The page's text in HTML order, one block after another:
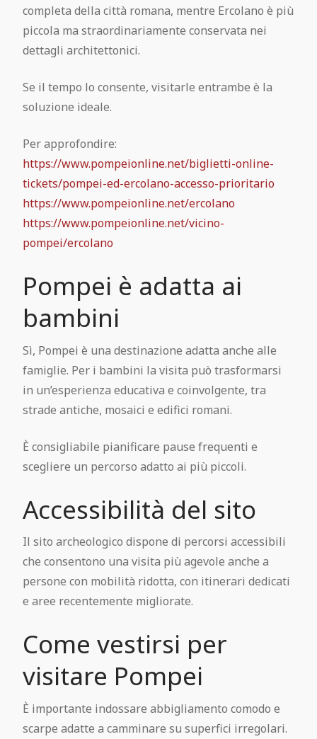
completa della città romana, mentre Ercolano è più
piccola ma straordinariamente conservata nei
dettagli architettonici.
Se il tempo lo consente, visitarle entrambe è la
soluzione ideale.
Per approfondire:
https://www.pompeionline.net/biglietti-online-
tickets/pompei-ed-ercolano-accesso-prioritario
https://www.pompeionline.net/ercolano
https://www.pompeionline.net/vicino-
pompei/ercolano
Pompei è adatta ai
bambini
Sì, Pompei è una destinazione adatta anche alle
famiglie. Per i bambini la visita può trasformarsi
in un’esperienza educativa e coinvolgente, tra
strade antiche, mosaici e edifici romani.
È consigliabile pianificare pause frequenti e
scegliere un percorso adatto ai più piccoli.
Accessibilità del sito
Il sito archeologico dispone di percorsi accessibili
che consentono una visita più agevole anche a
persone con mobilità ridotta, con itinerari dedicati
e aree recentemente migliorate.
Come vestirsi per
visitare Pompei
È importante indossare abbigliamento comodo e
scarpe adatte a camminare su superfici irregolari.